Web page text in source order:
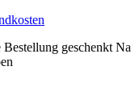
geschenkt